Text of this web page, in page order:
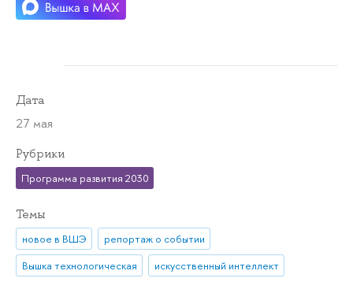
Дата
27 мая
Рубрики
Программа развития 2030
Темы
новое в ВШЭ
репортаж о событии
Вышка технологическая
искусственный интеллект